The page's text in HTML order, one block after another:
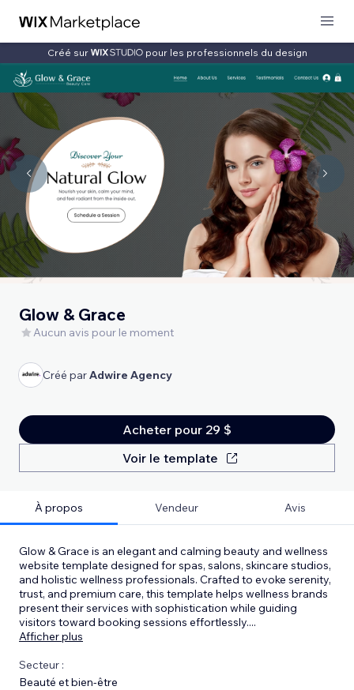
Créé sur pour les professionnels du design
Glow & Grace
Aucun avis pour le moment
Créé parAdwire Agency
Acheter pour 29 $
Voir le template
À propos Vendeur Avis
Glow & Grace is an elegant and calming beauty and wellness
website template designed for spas, salons, skincare studios,
and holistic wellness professionals. Crafted to evoke serenity,
trust, and premium care, this template helps wellness brands
present their services with sophistication while guiding
visitors toward booking sessions effortlessly....
Afficher plus
Secteur :
Beauté et bien-être